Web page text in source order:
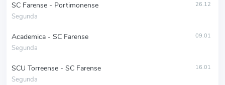
SC Farense - Portimonense
Segunda
26.12
Academica - SC Farense
Segunda
09.01
SCU Torreense - SC Farense
Segunda
16.01